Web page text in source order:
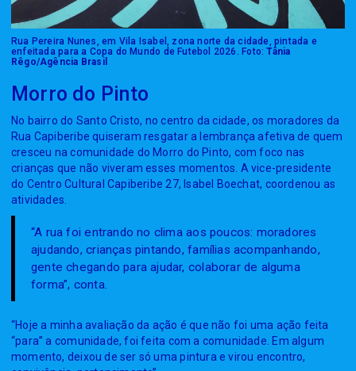
Rua Pereira Nunes, em Vila Isabel, zona norte da cidade, pintada e
enfeitada para a Copa do Mundo de Futebol 2026. Foto:Tânia
Rêgo/Agência Brasil
Morro do Pinto
No bairro do Santo Cristo, no centro da cidade, os moradores da
Rua Capiberibe quiseram resgatar a lembrança afetiva de quem
cresceu na comunidade do Morro do Pinto, com foco nas
crianças que não viveram esses momentos. A vice-presidente
do Centro Cultural Capiberibe 27, Isabel Boechat, coordenou as
atividades.
“A rua foi entrando no clima aos poucos: moradores
ajudando, crianças pintando, famílias acompanhando,
gente chegando para ajudar, colaborar de alguma
forma”, conta.
“Hoje a minha avaliação da ação é que não foi uma ação feita
“para” a comunidade, foi feita com a comunidade. Em algum
momento, deixou de ser só uma pintura e virou encontro,